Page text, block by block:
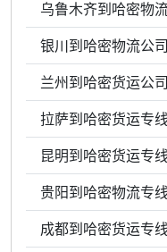
银川到哈密物流公
兰州到哈密货运公
拉萨到哈密货运专
昆明到哈密货运专
贵阳到哈密物流专
成都到哈密货运专